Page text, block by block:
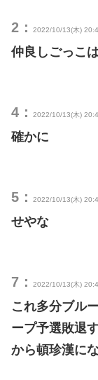
2： 2022/10/13(木)
仲良しごっこ
4： 2022/10/13(木)
確かに
5： 2022/10/13(木)
せやな
7： 2022/10/13(木)
これ多分ブル
ープ予選敗退
から頓珍漢に